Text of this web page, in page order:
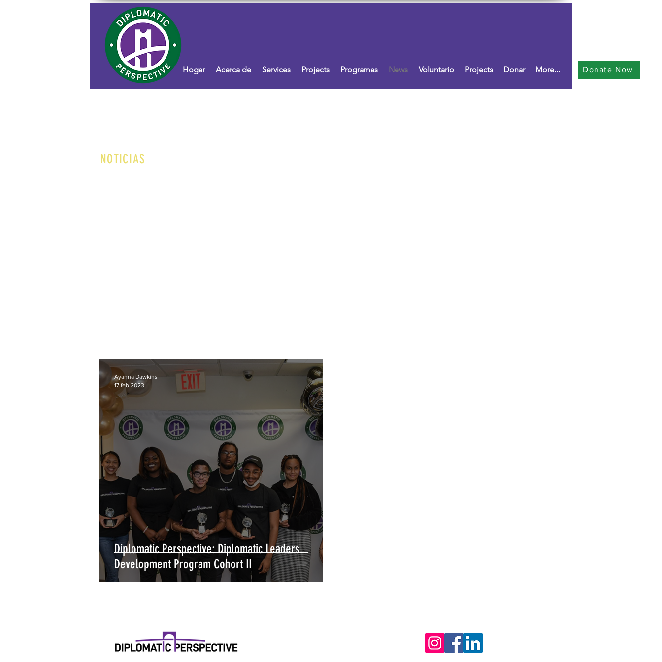
Hogar Acerca de Services Projects Programas News Voluntario Projects Donar More... Donate Now
NOTICIAS
Diplomatic Perspective: Diplomatic Leaders
Development Program Cohort II
Ayanna Dawkins
17 feb 2023